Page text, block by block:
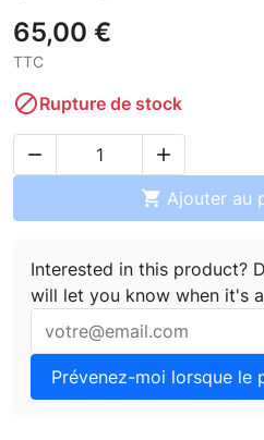
65,00 €
TTC
Rupture de stock


 Ajouter au
Interested in this product?
will let you know when it's
Prévenez-moi lorsque le